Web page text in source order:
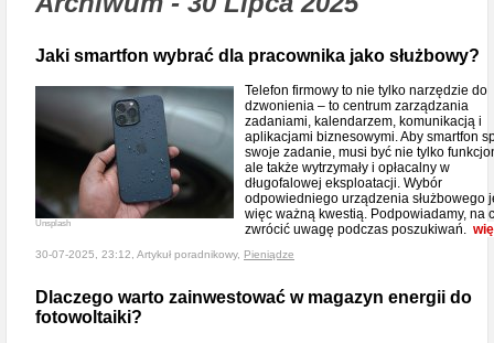
Jaki smartfon wybrać dla pracownika jako służbowy?
Unsplash
Telefon firmowy to nie tylko narzędzie do
dzwonienia – to centrum zarządzania
zadaniami, kalendarzem, komunikacją i
aplikacjami biznesowymi. Aby smartfon
swoje zadanie, musi być nie tylko
ale także wytrzymały i opłacalny w
długofalowej eksploatacji. Wybór
odpowiedniego urządzenia służbowego
więc ważną kwestią. Podpowiadamy, na
zwrócić uwagę podczas poszukiwań.
30-07-2025, 23:12, Artykuł poradnikowy, Pieniądze
Dlaczego warto zainwestować w magazyn energii do
fotowoltaiki?